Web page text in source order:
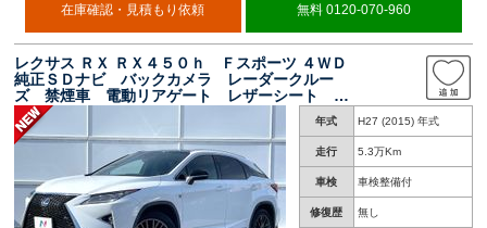
在庫確認・見積もり依頼 無料 0120-070-960
レクサス ＲＸ ＲＸ４５０ｈ Ｆスポーツ ４ＷＤ
純正ＳＤナビ バックカメラ レーダークルー
ズ 禁煙車 電動リアゲート レザーシート 前
席シートエアコン ドラレコ コーナーセンサ
ー スマートキー ＬＥＤヘッド ビルトインＥ
ＴＣ
年式 H27 (2015) 年式
走行 5.3万Km
車検 車検整備付
修復歴 無し